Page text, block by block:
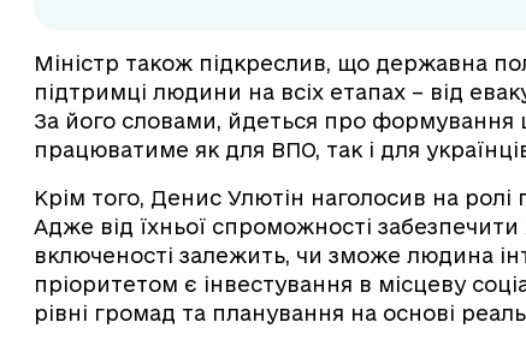
Міністр також підкреслив, що державна
підтримці людини на всіх етапах – від
За його словами, йдеться про формування
працюватиме як для ВПО, так і для
Крім того, Денис Улютін наголосив на ролі
Адже від їхньої спроможності
включеності залежить, чи зможе людина
пріоритетом є інвестування в місцеву
рівні громад та планування на основі